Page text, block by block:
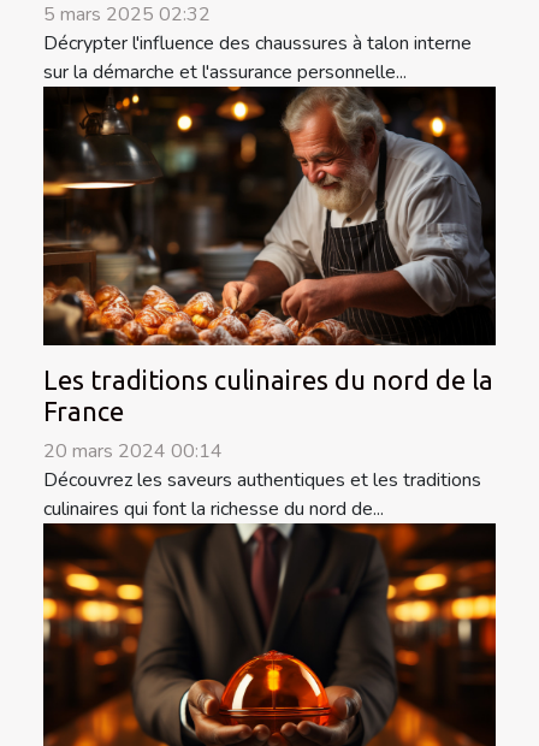
5 mars 2025 02:32
Décrypter l'influence des chaussures à talon interne
sur la démarche et l'assurance personnelle...
Les traditions culinaires du nord de la
France
20 mars 2024 00:14
Découvrez les saveurs authentiques et les traditions
culinaires qui font la richesse du nord de...